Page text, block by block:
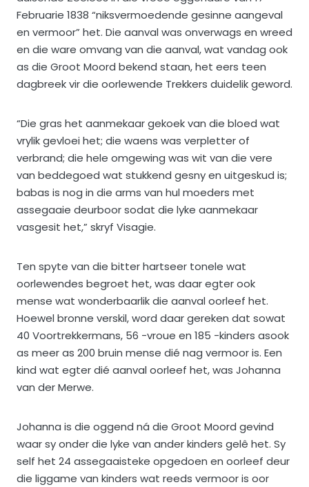
Februarie 1838 “niksvermoedende gesinne aangeval
en vermoor” het. Die aanval was onverwags en wreed
en die ware omvang van die aanval, wat vandag ook
as die Groot Moord bekend staan, het eers teen
dagbreek vir die oorlewende Trekkers duidelik geword.
“Die gras het aanmekaar gekoek van die bloed wat
vrylik gevloei het; die waens was verpletter of
verbrand; die hele omgewing was wit van die vere
van beddegoed wat stukkend gesny en uitgeskud is;
babas is nog in die arms van hul moeders met
assegaaie deurboor sodat die lyke aanmekaar
vasgesit het,” skryf Visagie.
Ten spyte van die bitter hartseer tonele wat
oorlewendes begroet het, was daar egter ook
mense wat wonderbaarlik die aanval oorleef het.
Hoewel bronne verskil, word daar gereken dat sowat
40 Voortrekkermans, 56 -vroue en 185 -kinders asook
as meer as 200 bruin mense dié nag vermoor is. Een
kind wat egter dié aanval oorleef het, was Johanna
van der Merwe.
Johanna is die oggend ná die Groot Moord gevind
waar sy onder die lyke van ander kinders gelê het. Sy
self het 24 assegaaisteke opgedoen en oorleef deur
die liggame van kinders wat reeds vermoor is oor